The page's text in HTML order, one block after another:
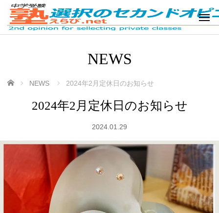
NEWS
ホーム NEWS 2024年2月定休日のお知らせ
2024年2月定休日のお知らせ
2024.01.29